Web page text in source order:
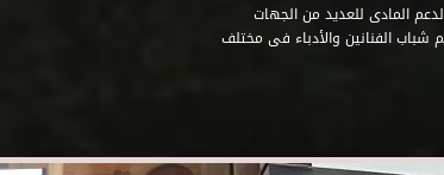
المادى للعديد من الجهات
شباب الفنانين والأدباء فى مختلف